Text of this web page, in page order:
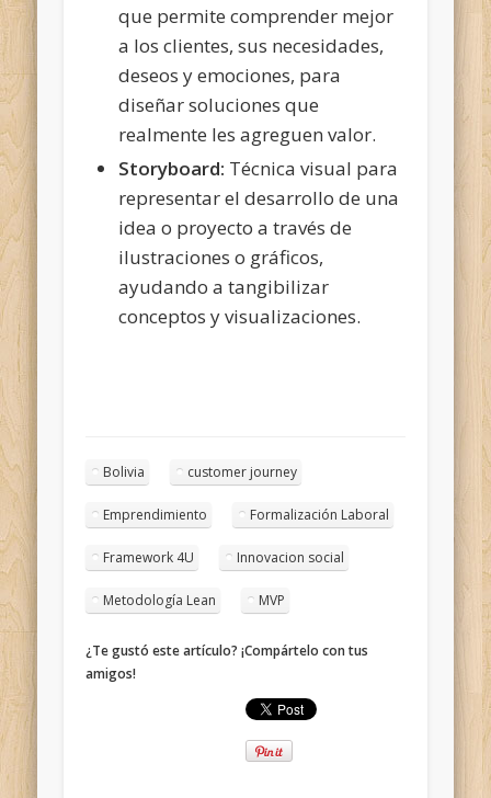
que permite comprender mejor
a los clientes, sus necesidades,
deseos y emociones, para
diseñar soluciones que
realmente les agreguen valor.
Storyboard: Técnica visual para
representar el desarrollo de una
idea o proyecto a través de
ilustraciones o gráficos,
ayudando a tangibilizar
conceptos y visualizaciones.
Bolivia customer journey
Emprendimiento Formalización Laboral
Framework 4U Innovacion social
Metodología Lean MVP
¿Te gustó este artículo? ¡Compártelo con tus
amigos!